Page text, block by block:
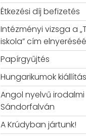
Étkezési díj befizetés
Intézményi vizsga a
iskola” cím
Papírgyűjtés
Hungarikumok kiállítás
Angol nyelvű
Sándorfalván
A Krúdyban jártunk!